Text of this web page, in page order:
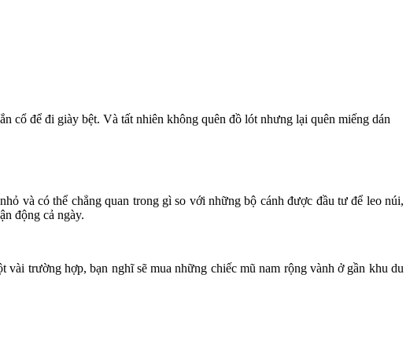
cổ để đi giày bệt. Và tất nhiên không quên đồ lót nhưng lại quên miếng dán
và có thể chẳng quan trong gì so với những bộ cánh được đầu tư để leo núi,
động cả ngày.
trường hợp, bạn nghĩ sẽ mua những chiếc mũ nam rộng vành ở gần khu du